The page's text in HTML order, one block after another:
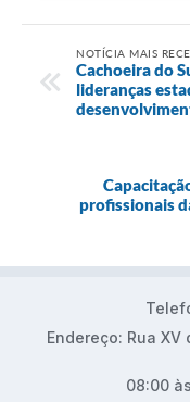
NOTÍCIA MAIS
Cachoeira do
lideranças
profissionais
Endereço: Rua
08:00